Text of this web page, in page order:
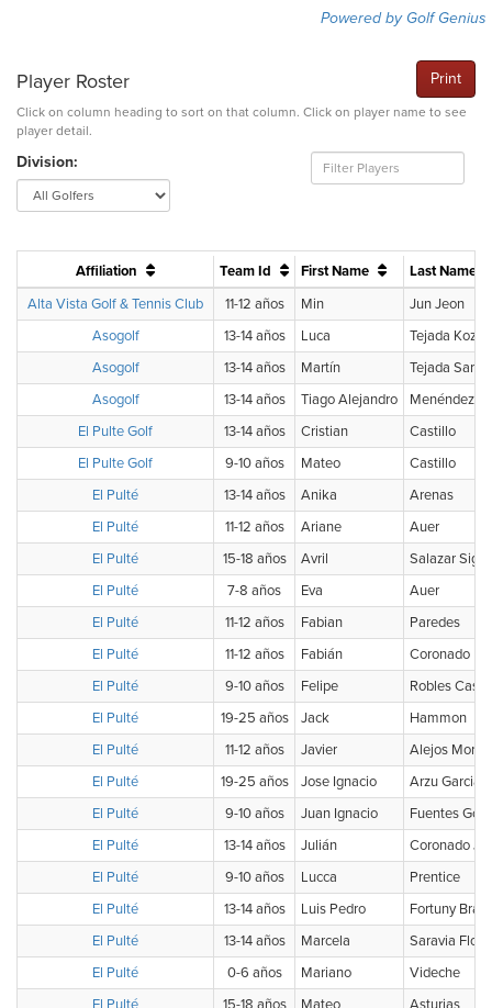
Powered by Golf Genius
Print
Player Roster
Click on column heading to sort on that column. Click on player name to see
player detail.
Division:
Affiliation Team Id First Name
Last Name
Alta Vista Golf & Tennis Club
11-12 años Min
Jun Jeon
Asogolf
13-14 años Luca
Tejada
Asogolf
13-14 años Martín
Tejada
Asogolf
13-14 años Tiago Alejandro
Menéndez
El Pulte Golf
13-14 años Cristian
Castillo
El Pulte Golf
9-10 años Mateo
Castillo
El Pulté
13-14 años Anika
Arenas
El Pulté
11-12 años Ariane
Auer
El Pulté
15-18 años Avril
Salazar
El Pulté
7-8 años Eva
Auer
El Pulté
11-12 años Fabian
Paredes
El Pulté
11-12 años Fabián
Coronado
El Pulté
9-10 años Felipe
Robles
El Pulté
19-25 años Jack
Hammon
El Pulté
11-12 años Javier
Alejos
El Pulté
19-25 años Jose Ignacio
Arzu Garcia
El Pulté
9-10 años Juan Ignacio
Fuentes
El Pulté
13-14 años Julián
Coronado
El Pulté
9-10 años Lucca
Prentice
El Pulté
13-14 años Luis Pedro
Fortuny
El Pulté
13-14 años Marcela
Saravia
El Pulté
0-6 años Mariano
Videche